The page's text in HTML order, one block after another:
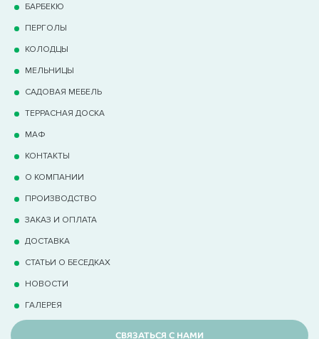
БАРБЕКЮ
ПЕРГОЛЫ
КОЛОДЦЫ
МЕЛЬНИЦЫ
САДОВАЯ МЕБЕЛЬ
ТЕРРАCНАЯ ДОСКА
МАФ
КОНТАКТЫ
О КОМПАНИИ
ПРОИЗВОДСТВО
ЗАКАЗ И ОПЛАТА
ДОСТАВКА
СТАТЬИ О БЕСЕДКАХ
НОВОСТИ
ГАЛЕРЕЯ
СВЯЗАТЬСЯ С НАМИ